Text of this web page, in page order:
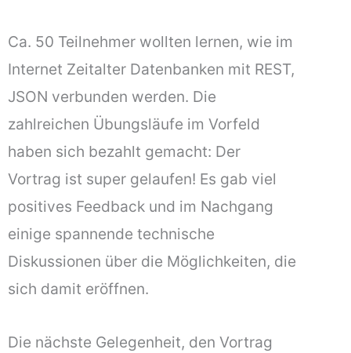
Ca. 50 Teilnehmer wollten lernen, wie im
Internet Zeitalter Datenbanken mit REST,
JSON verbunden werden. Die
zahlreichen Übungsläufe im Vorfeld
haben sich bezahlt gemacht: Der
Vortrag ist super gelaufen! Es gab viel
positives Feedback und im Nachgang
einige spannende technische
Diskussionen über die Möglichkeiten, die
sich damit eröffnen.
Die nächste Gelegenheit, den Vortrag